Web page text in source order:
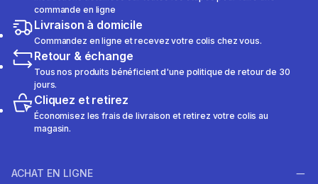
commande en ligne
Livraison à domicile
Commandez en ligne et recevez votre colis chez vous.
Retour & échange
Tous nos produits bénéficient d'une politique de retour de 30
jours.
Cliquez et retirez
Économisez les frais de livraison et retirez votre colis au
magasin.
ACHAT EN LIGNE